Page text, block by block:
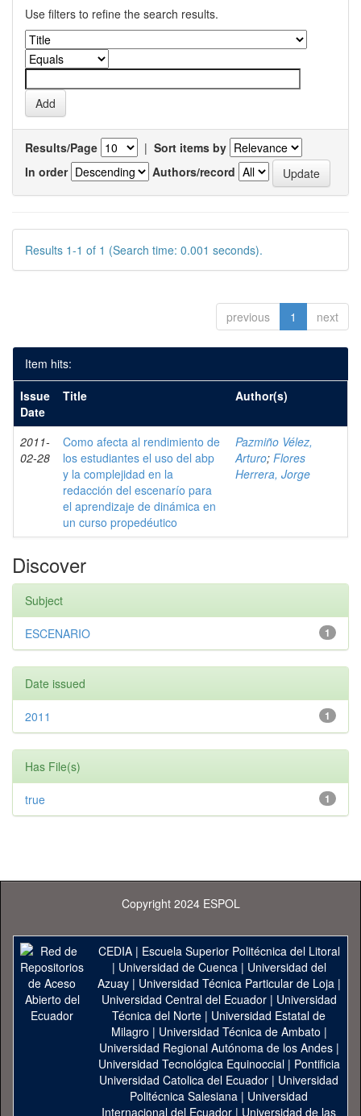
Use filters to refine the search results.
Results/Page | Sort items by
In order
Authors/record
Results 1-1 of 1 (Search time: 0.001 seconds).
previous 1 next
Item hits:
Issue
Date
Title Author(s)
2011-
02-28
Como afecta al rendimiento de
los estudiantes el uso del abp
y la complejidad en la
redacción del escenarío para
el aprendizaje de dinámica en
un curso propedéutico
Pazmiño Vélez,
Arturo; Flores
Herrera, Jorge
Discover
Subject
1
ESCENARIO
Date issued
1
2011
Has File(s)
1
true
Copyright 2024 ESPOL
CEDIA| Escuela Superior Politécnica del Litoral
| Universidad de Cuenca| Universidad del
Azuay| Universidad Técnica Particular de Loja|
Universidad Central del Ecuador| Universidad
Técnica del Norte | Universidad Estatal de
Milagro | Universidad Técnica de Ambato |
Universidad Regional Autónoma de los Andes|
Universidad Tecnológica Equinoccial| Pontificia
Universidad Catolica del Ecuador | Universidad
Politécnica Salesiana | Universidad
Internacional del Ecuador | Universidad de las